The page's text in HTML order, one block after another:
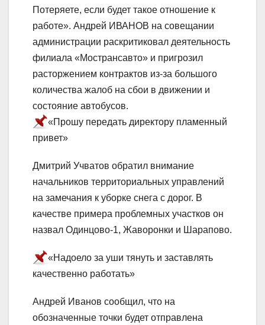
Потеряете, если будет такое отношение к
работе». Андрей ИВАНОВ на совещании
администрации раскритиковал деятельность
филиала «Мострансавто» и пригрозил
расторжением контрактов из-за большого
количества жалоб на сбои в движении и
состояние автобусов.
«Прошу передать директору пламенный
привет»
Дмитрий Учватов обратил внимание
начальников территориальных управлений
на замечания к уборке снега с дорог. В
качестве примера проблемных участков он
назвал Одинцово-1, Жаворонки и Шарапово.
«Надоело за уши тянуть и заставлять
качественно работать»
Андрей Иванов сообщил, что на
обозначенные точки будет отправлена